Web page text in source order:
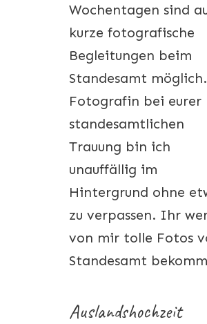
Wochentagen sind
kurze fotografische
Begleitungen beim
Standesamt
Fotografin bei eurer
standesamtlichen
Trauung bin ich
unauffällig im
Hintergrund ohne
zu verpassen. Ihr
von mir tolle Fotos
Standesamt
Auslandshochzeit